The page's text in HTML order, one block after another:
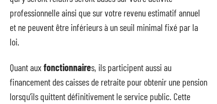
professionnelle ainsi que sur votre revenu estimatif annuel
et ne peuvent être inférieurs à un seuil minimal fixé par la
loi.
Quant aux fonctionnaires, ils participent aussi au
financement des caisses de retraite pour obtenir une pension
lorsqu’ils quittent définitivement le service public. Cette